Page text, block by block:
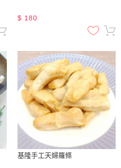
$ 180
基隆手工天婦羅條